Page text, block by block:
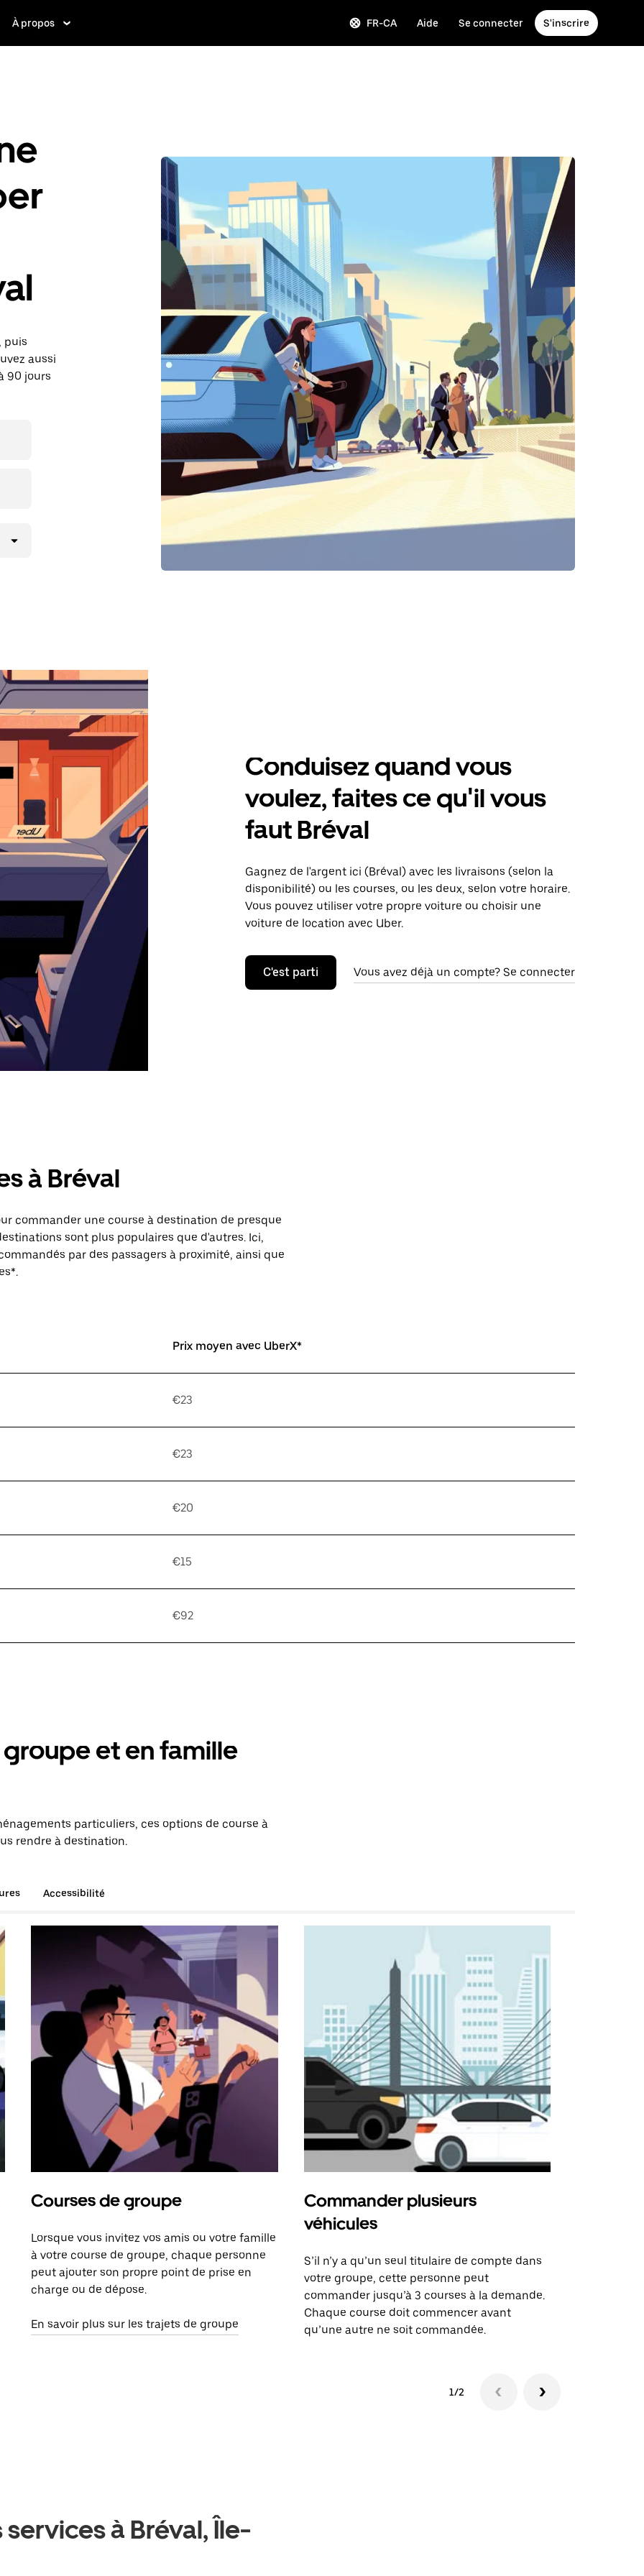
À propos FR-CA Aide Se connecter S'inscrire
puis
aussi
90 jours
Conduisez quand vous
voulez, faites ce qu'il vous
faut Bréval
Gagnez de l'argent ici (Bréval) avec les livraisons (selon la
disponibilité) ou les courses, ou les deux, selon votre horaire.
Vous pouvez utiliser votre propre voiture ou choisir une
voiture de location avec Uber.
C'est parti Vous avez déjà un compte? Se connecter
à Bréval
commander une course à destination de presque
sont plus populaires que d'autres. Ici,
par des passagers à proximité, ainsi que
Prix moyen avec UberX*
€23
€23
€20
€15
€92
et en famille
particuliers, ces options de course à
rendre à destination.
Accessibilité
Courses de groupe
Lorsque vous invitez vos amis ou votre famille
à votre course de groupe, chaque personne
peut ajouter son propre point de prise en
charge ou de dépose.
En savoir plus sur les trajets de groupe
Commander plusieurs
véhicules
S’il n’y a qu’un seul titulaire de compte dans
votre groupe, cette personne peut
commander jusqu’à 3 courses à la demande.
Chaque course doit commencer avant
qu’une autre ne soit commandée.
1/2
à Bréval, Île-